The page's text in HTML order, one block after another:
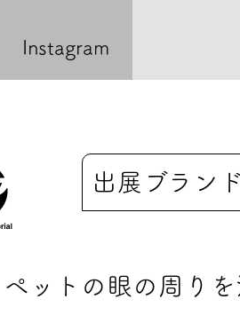
Instagram
出展ブラン
ペットの眼の周り